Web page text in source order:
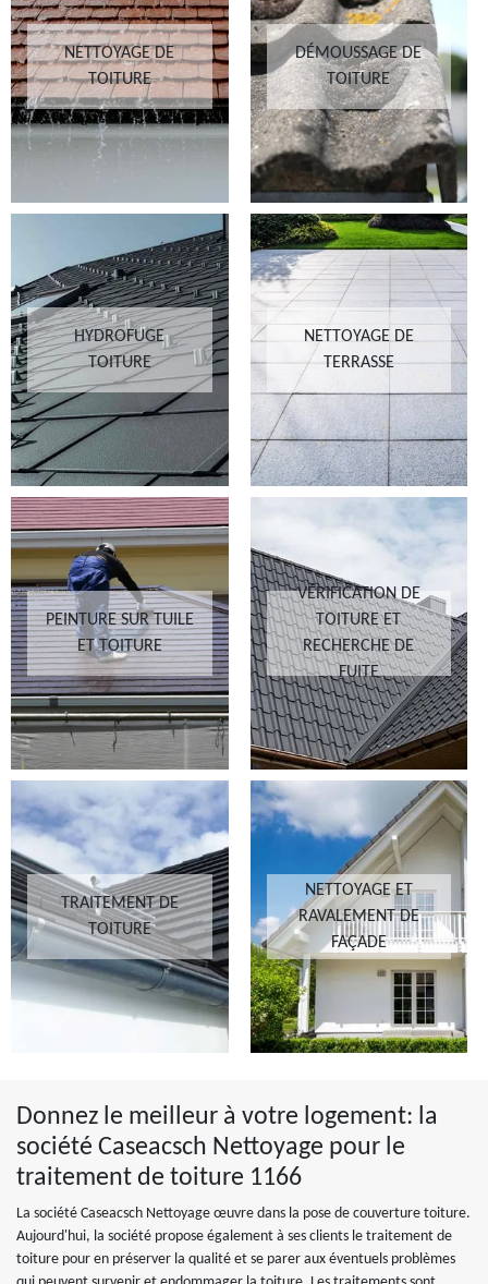
NETTOYAGE DE
TOITURE
DÉMOUSSAGE DE
TOITURE
HYDROFUGE
TOITURE
NETTOYAGE DE
TERRASSE
PEINTURE SUR TUILE
ET TOITURE
VÉRIFICATION DE
TOITURE ET
RECHERCHE DE
FUITE
TRAITEMENT DE
TOITURE
NETTOYAGE ET
RAVALEMENT DE
FAÇADE
Donnez le meilleur à votre logement: la
société Caseacsch Nettoyage pour le
traitement de toiture 1166
La société Caseacsch Nettoyage œuvre dans la pose de couverture toiture.
Aujourd'hui, la société propose également à ses clients le traitement de
toiture pour en préserver la qualité et se parer aux éventuels problèmes